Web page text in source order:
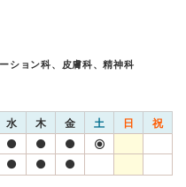
ション科、皮膚科、精神科
水 木 金 土 日 祝